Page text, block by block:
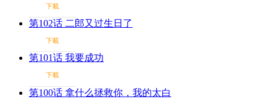
下載
第102话 二郎又过生日了
下載
第101话 我要成功
下載
第100话 拿什么拯救你，我的太白